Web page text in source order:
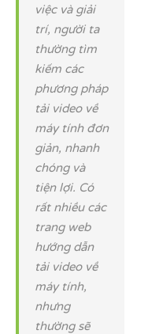
việc và giải
trí, người ta
thường tìm
kiếm các
phương pháp
tải video về
máy tính đơn
giản, nhanh
chóng và
tiện lợi. Có
rất nhiều các
trang web
hướng dẫn
tải video về
máy tính,
nhưng
thường sẽ